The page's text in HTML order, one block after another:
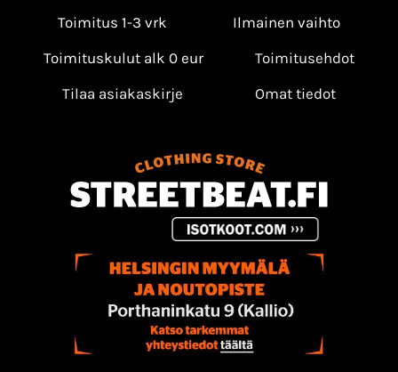
Toimitus 1-3 vrk
Ilmainen vaihto
Toimituskulut alk 0 eur
Toimitusehdot
Tilaa asiakaskirje
Omat tiedot